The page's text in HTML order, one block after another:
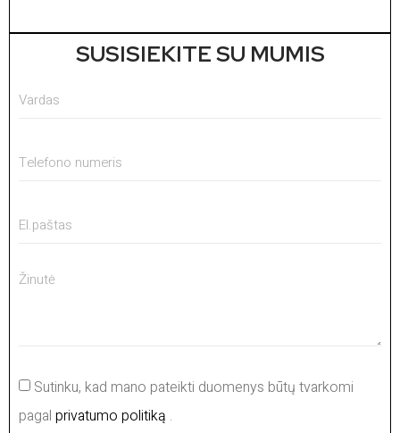
SUSISIEKITE SU MUMIS
Sutinku, kad mano pateikti duomenys būtų tvarkomi
pagal privatumo politiką .